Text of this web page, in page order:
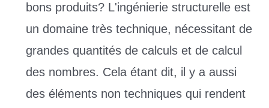
bons produits? L'ingénierie structurelle est
un domaine très technique, nécessitant de
grandes quantités de calculs et de calcul
des nombres. Cela étant dit, il y a aussi
des éléments non techniques qui rendent